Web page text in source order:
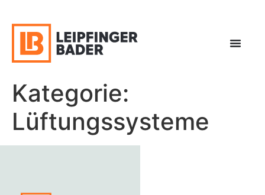
Kategorie:
Lüftungssysteme